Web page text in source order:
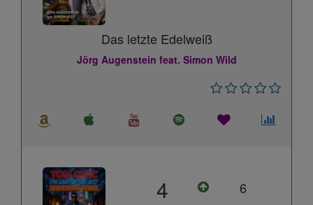
Das letzte Edelweiß
Jörg Augenstein feat. Simon Wild
4 6